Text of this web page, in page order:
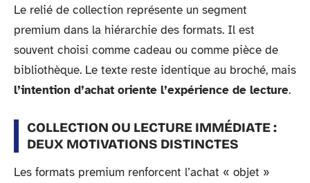
Le relié de collection représente un segment
premium dans la hiérarchie des formats. Il est
souvent choisi comme cadeau ou comme pièce de
bibliothèque. Le texte reste identique au broché, mais
l’intention d’achat oriente l’expérience de lecture.
COLLECTION OU LECTURE IMMÉDIATE :
DEUX MOTIVATIONS DISTINCTES
Les formats premium renforcent l’achat « objet »